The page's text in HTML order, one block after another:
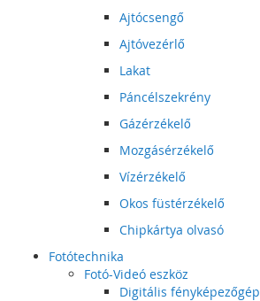
Ajtócsengő
Ajtóvezérlő
Lakat
Páncélszekrény
Gázérzékelő
Mozgásérzékelő
Vízérzékelő
Okos füstérzékelő
Chipkártya olvasó
Fotótechnika
Fotó-Videó eszköz
Digitális fényképezőgép